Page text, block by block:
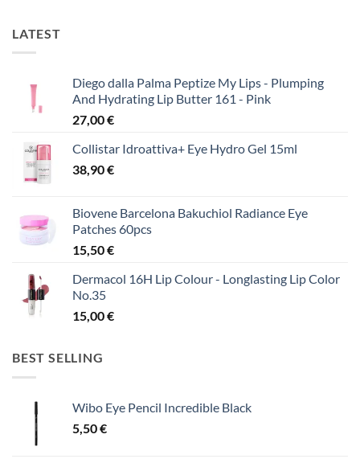
LATEST
Diego dalla Palma Peptize My Lips - Plumping
And Hydrating Lip Butter 161 - Pink
27,00€
Collistar Idroattiva+ Eye Hydro Gel 15ml
38,90€
Biovene Barcelona Bakuchiol Radiance Eye
Patches 60pcs
15,50€
Dermacol 16H Lip Colour - Longlasting Lip Color
No.35
15,00€
BEST SELLING
Wibo Eye Pencil Incredible Black
5,50€